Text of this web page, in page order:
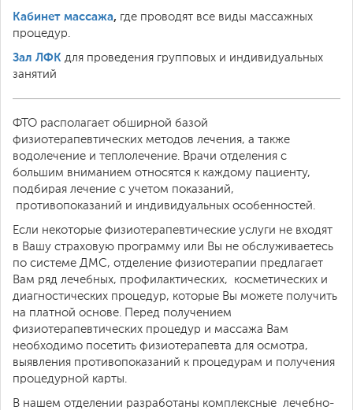
Кабинет массажа, где проводят все виды массажных
процедур.
Зал ЛФК для проведения групповых и индивидуальных
занятий
ФТО располагает обширной базой
физиотерапевтических методов лечения, а также
водолечение и теплолечение. Врачи отделения с
большим вниманием относятся к каждому пациенту,
подбирая лечение с учетом показаний,
противопоказаний и индивидуальных особенностей.
Если некоторые физиотерапевтические услуги не входят
в Вашу страховую программу или Вы не обслуживаетесь
по системе ДМС, отделение физиотерапии предлагает
Вам ряд лечебных, профилактических, косметических и
диагностических процедур, которые Вы можете получить
на платной основе. Перед получением
физиотерапевтических процедур и массажа Вам
необходимо посетить физиотерапевта для осмотра,
выявления противопоказаний к процедурам и получения
процедурной карты.
В нашем отделении разработаны комплексные лечебно-